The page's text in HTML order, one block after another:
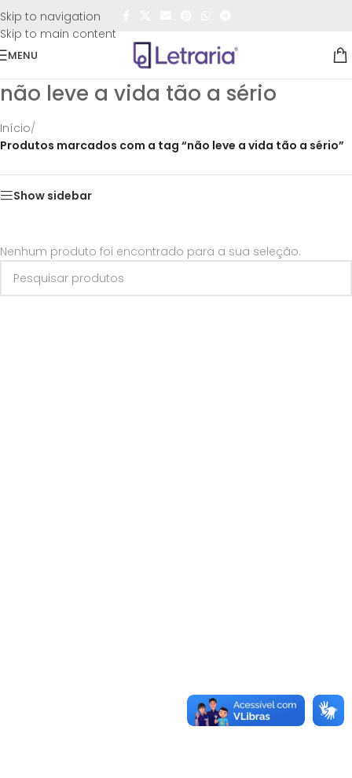
Skip to navigation
Skip to main content
FRETE GRÁTIS
MENU
não leve a vida tão a sério
Início/
Produtos marcados com a tag “não leve a vida tão a sério”
Show sidebar
Nenhum produto foi encontrado para a sua seleção.